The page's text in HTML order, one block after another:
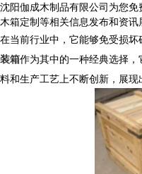
沈阳伽成木制品有限公司为您免
木箱定制等相关信息发布和资讯
在当前行业中，它能够免受损
装箱作为其中的一种经典选择
料和生产工艺上不断创新，展现